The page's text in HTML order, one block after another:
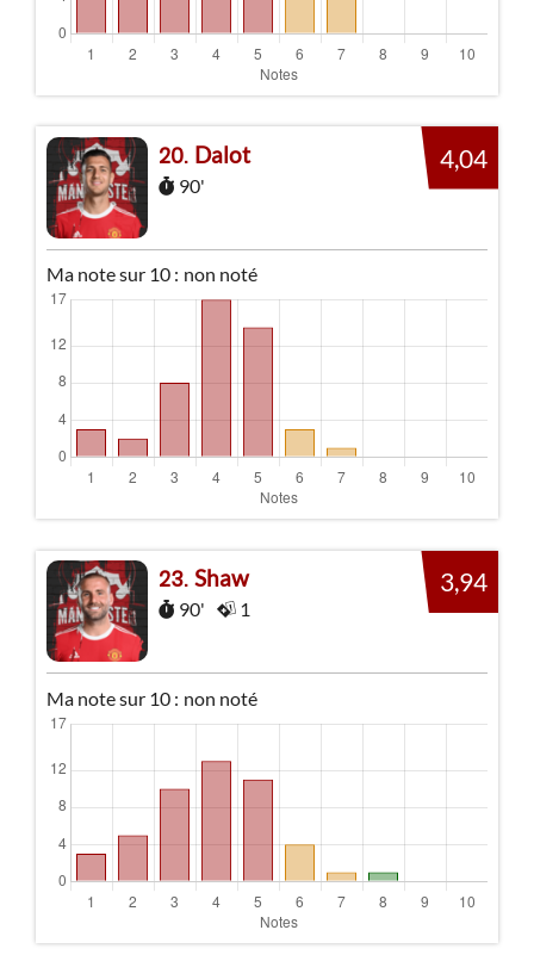
20 Dalot
90'
4,04
Ma note sur 10 : non noté
23 Shaw
90' 1
3,94
Ma note sur 10 : non noté